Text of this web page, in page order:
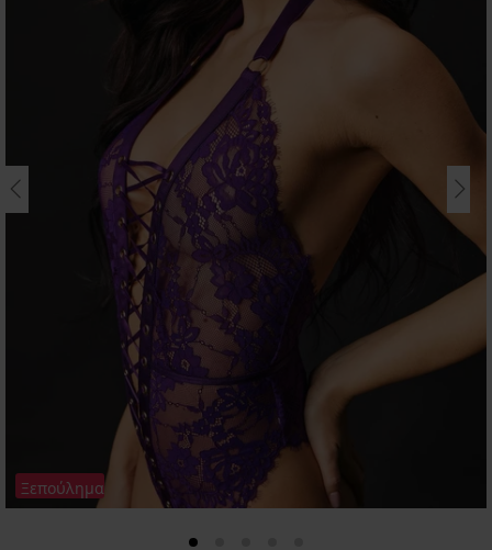
Ξεπούλημα